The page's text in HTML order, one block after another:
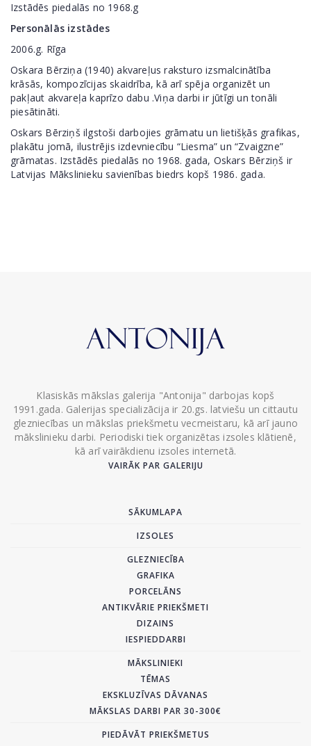
Izstādēs piedalās no 1968.g
Personālās izstādes
2006.g. Rīga
Oskara Bērziņa (1940) akvareļus raksturo izsmalcinātība
krāsās, kompozīcijas skaidrība, kā arī spēja organizēt un
pakļaut akvareļa kaprīzo dabu .Viņa darbi ir jūtīgi un tonāli
piesātināti.
Oskars Bērziņš ilgstoši darbojies grāmatu un lietišķās grafikas,
plakātu jomā, ilustrējis izdevniecību “Liesma” un “Zvaigzne”
grāmatas. Izstādēs piedalās no 1968. gada, Oskars Bērziņš ir
Latvijas Mākslinieku savienības biedrs kopš 1986. gada.
Klasiskās mākslas galerija "Antonija" darbojas kopš
1991.gada. Galerijas specializācija ir 20.gs. latviešu un cittautu
glezniecības un mākslas priekšmetu vecmeistaru, kā arī jauno
mākslinieku darbi. Periodiski tiek organizētas izsoles klātienē,
kā arī vairākdienu izsoles internetā.
VAIRĀK PAR GALERIJU
SĀKUMLAPA
IZSOLES
GLEZNIECĪBA
GRAFIKA
PORCELĀNS
ANTIKVĀRIE PRIEKŠMETI
DIZAINS
IESPIEDDARBI
MĀKSLINIEKI
TĒMAS
EKSKLUZĪVAS DĀVANAS
MĀKSLAS DARBI PAR 30-300€
PIEDĀVĀT PRIEKŠMETUS